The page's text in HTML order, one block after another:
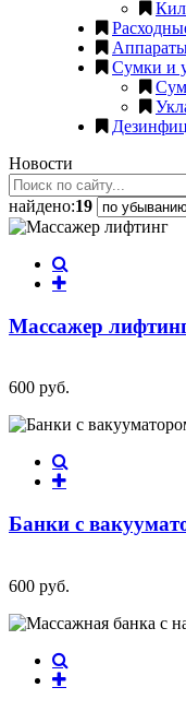
Сумки и
Новости
найдено:19
Массажер
600 руб.
Банки с
600 руб.